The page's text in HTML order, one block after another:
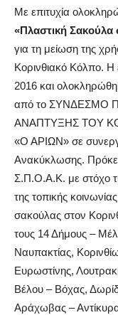
Με επιτυχία
«Πλαστική Σακούλα
για τη μείωση της
Κορινθιακό Κόλπο. Η
2016 και
από το ΣΥΝΔΕΣΜΟ
ΑΝΑΠΤΥΞΗΣ ΤΟΥ
«Ο ΑΡΙΩΝ» σε
Ανακύκλωσης.
Σ.Π.Ο.Α.Κ. με στόχο
της τοπικής
σακούλας στον
τους 14 Δήμους –
Ναυπακτίας,
Ευρωστίνης,
Βέλου – Βόχας,
Αράχωβας –